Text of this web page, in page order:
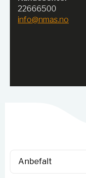
22666500
info@nmas.no